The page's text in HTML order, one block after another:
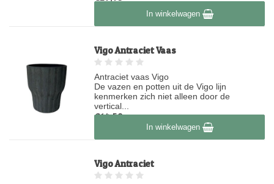
Op voorraadIn winkelwagen
Vigo Antraciet Vaas
Antraciet vaas Vigo
De vazen en potten uit de Vigo lijn
kenmerken zich niet alleen door de
vertical...
€64,50
Op voorraadIn winkelwagen
Vigo Antraciet